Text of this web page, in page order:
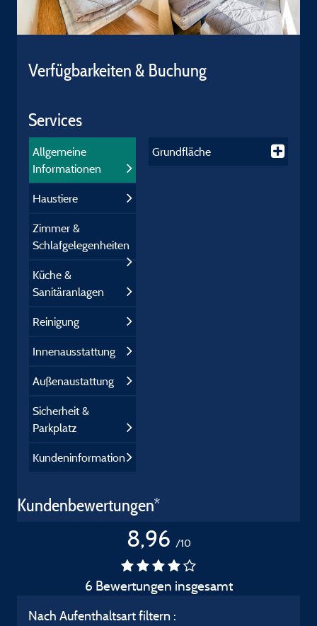
Verfügbarkeiten & Buchung
Services
Allgemeine
Informationen
Haustiere
Zimmer &
Schlafgelegenheiten
Küche &
Sanitäranlagen
Reinigung
Innenausstattung
Außenaustattung
Sicherheit &
Parkplatz
Kundeninformation
Grundfläche
Kundenbewertungen*
8,96 /10
6 Bewertungen insgesamt
Nach Aufenthaltsart filtern :